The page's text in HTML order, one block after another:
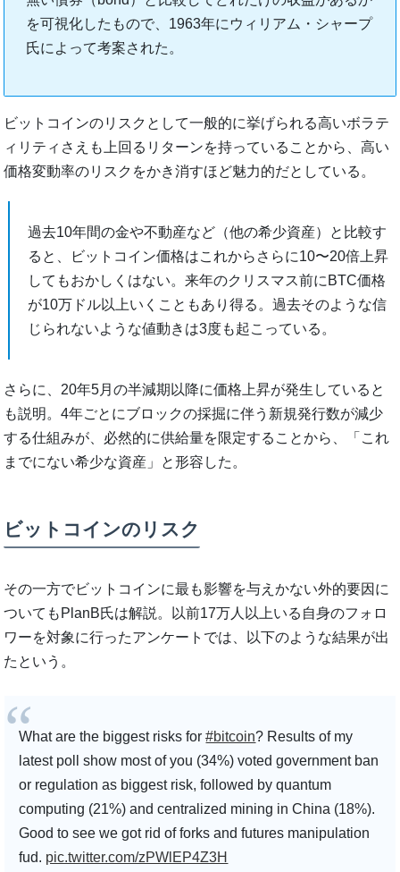
を可視化したもので、1963年にウィリアム・シャープ
氏によって考案された。
ビットコインのリスクとして一般的に挙げられる高いボラテ
ィリティさえも上回るリターンを持っていることから、高い
価格変動率のリスクをかき消すほど魅力的だとしている。
過去10年間の金や不動産など（他の希少資産）と比較す
ると、ビットコイン価格はこれからさらに10〜20倍上昇
してもおかしくはない。来年のクリスマス前にBTC価格
が10万ドル以上いくこともあり得る。過去そのような信
じられないような値動きは3度も起こっている。
さらに、20年5月の半減期以降に価格上昇が発生していると
も説明。4年ごとにブロックの採掘に伴う新規発行数が減少
する仕組みが、必然的に供給量を限定することから、「これ
までにない希少な資産」と形容した。
ビットコインのリスク
その一方でビットコインに最も影響を与えかない外的要因に
ついてもPlanB氏は解説。以前17万人以上いる自身のフォロ
ワーを対象に行ったアンケートでは、以下のような結果が出
たという。
What are the biggest risks for#bitcoin? Results of my
latest poll show most of you (34%) voted government ban
or regulation as biggest risk, followed by quantum
computing (21%) and centralized mining in China (18%).
Good to see we got rid of forks and futures manipulation
fud. pic.twitter.com/zPWlEP4Z3H